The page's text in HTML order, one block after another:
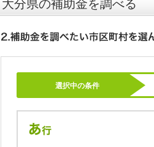
大分県の補助金を調べる
選択中の条件